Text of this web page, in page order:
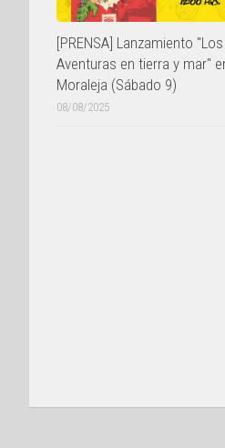
[PRENSA] Lanzamiento
Aventuras en tierra y mar"
Moraleja (Sábado 9)
08/08/2025